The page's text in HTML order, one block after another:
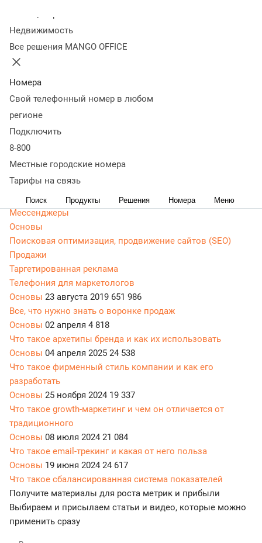
Недвижимость
Все решения MANGO OFFICE
Номера
Свой телефонный номер в любом
регионе
Подключить
8-800
Местные городские номера
Тарифы на связь
Поиск Продукты Решения Номера Меню
Статьи, обзоры, ТОПы, идеи и советы для развития
бизнеса. Энциклопедия маркетолога, Основы -
актуальная, живая и понятная информация доступным
языком.
CRM маркетинг
Аналитика
Веб-аналитика
Веб-разработка
Контекстная реклама
Яндекс Директ
Контент-маркетинг
Мессенджеры
Основы
Поисковая оптимизация, продвижение сайтов (SEO)
Продажи
Таргетированная реклама
Телефония для маркетологов
Основы 23 августа 2019 651 986
Все, что нужно знать о воронке продаж
Основы 02 апреля 4 818
Что такое архетипы бренда и как их использовать
Основы 04 апреля 2025 24 538
Что такое фирменный стиль компании и как его
разработать
Основы 25 ноября 2024 19 337
Что такое growth-маркетинг и чем он отличается от
традиционного
Основы 08 июля 2024 21 084
Что такое email-трекинг и какая от него польза
Основы 19 июня 2024 24 617
Что такое сбалансированная система показателей
Получите материалы для роста метрик и прибыли
Выбираем и присылаем статьи и видео, которые можно
применить сразу